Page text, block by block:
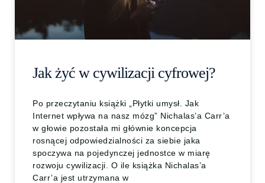
Jak żyć w cywilizacji cyfrowej?
Po przeczytaniu książki „Płytki umysł. Jak
Internet wpływa na nasz mózg” Nichalas’a Carr’a
w głowie pozostała mi głównie koncepcja
rosnącej odpowiedzialności za siebie jaka
spoczywa na pojedynczej jednostce w miarę
rozwoju cywilizacji. O ile książka Nichalas’a
Carr’a jest utrzymana w